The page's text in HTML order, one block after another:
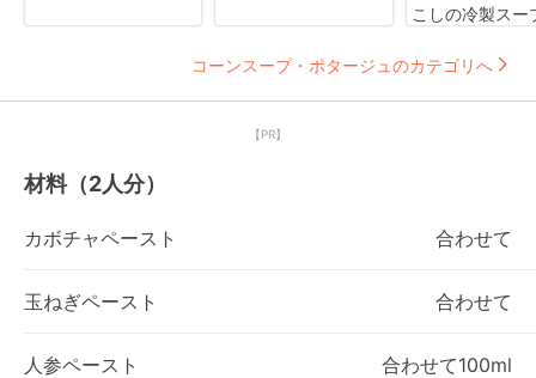
こしの冷製スー
コーンスープ・ポタージュのカテゴリへ
【PR】
材料（2人分）
カボチャペースト 合わせて
玉ねぎペースト 合わせて
人参ペースト 合わせて100ml